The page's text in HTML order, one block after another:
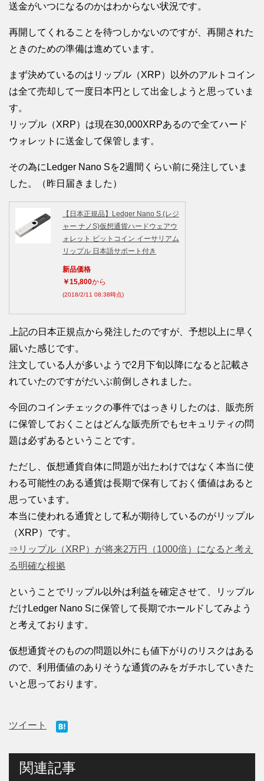
送金がいつになるのかはわからない状況です。
再開してくれることを待つしかないのですが、再開された
ときのための準備は進めています。
まず決めているのはリップル（XRP）以外のアルトコイン
は全て売却して一度日本円として出金しようと思っていま
す。
リップル（XRP）は現在30,000XRPあるので全てハード
ウォレットに送金して保管します。
その為にLedger Nano Sを2週間くらい前に発注していま
した。（昨日届きました）
【日本正規品】Ledger Nano S (レジ
ャー ナノS)仮想通貨ハードウェアウ
ォレット ビットコイン イーサリアム
リップル 日本語サポート付き
新品価格
￥15,800から
(2018/2/11 08:38時点)
上記の日本正規点から発注したのですが、予想以上に早く
届いた感じです。
注文している人が多いようで2月下旬以降になると記載さ
れていたのですがだいぶ前倒しされました。
今回のコインチェックの事件ではっきりしたのは、販売所
に保管しておくことはどんな販売所でもセキュリティの問
題は必ずあるということです。
ただし、仮想通貨自体に問題が出たわけではなく本当に使
わる可能性のある通貨は長期で保有しておく価値はあると
思っています。
本当に使われる通貨として私が期待しているのがリップル
（XRP）です。
⇒リップル（XRP）が将来2万円（1000倍）になると考え
る明確な根拠
ということでリップル以外は利益を確定させて、リップル
だけLedger Nano Sに保管して長期でホールドしてみよう
と考えております。
仮想通貨そのものの問題以外にも値下がりのリスクはある
ので、利用価値のありそうな通貨のみをガチホしていきた
いと思っております。
ツイート
関連記事